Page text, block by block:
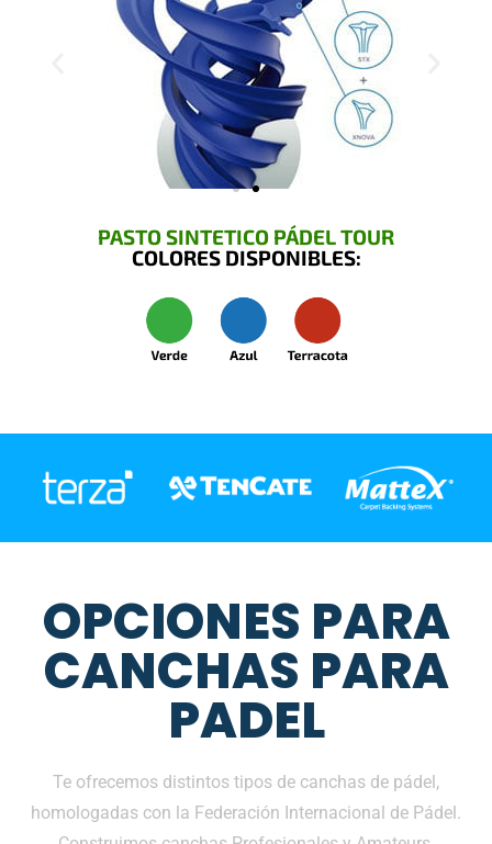
PASTO SINTETICO PÁDEL TOUR
COLORES DISPONIBLES:
OPCIONES PARA
CANCHAS PARA
PADEL
Te ofrecemos distintos tipos de canchas de pádel,
homologadas con la Federación Internacional de Pádel.